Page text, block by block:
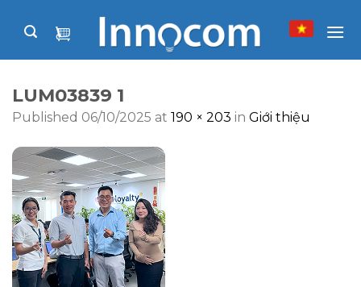
LUM03839 1
Published 06/10/2025 at 190 × 203 in Giới thiệu